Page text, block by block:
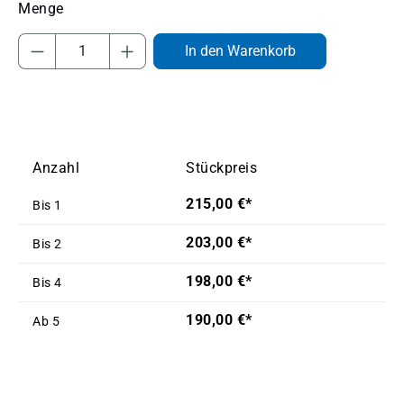
Produkt Anzahl: Gib den gewünschten
In den Warenkorb
Anzahl Stückpreis
Bis 1 215,00 €*
Bis 2 203,00 €*
Bis 4 198,00 €*
Ab 5 190,00 €*